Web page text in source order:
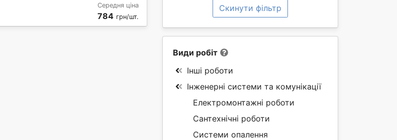
Скинути фільтр
Середня ціна
784 грн/шт.
Види робіт
Інші роботи
Інженерні системи та комунікації
Електромонтажні роботи
Сантехнічні роботи
Системи опалення